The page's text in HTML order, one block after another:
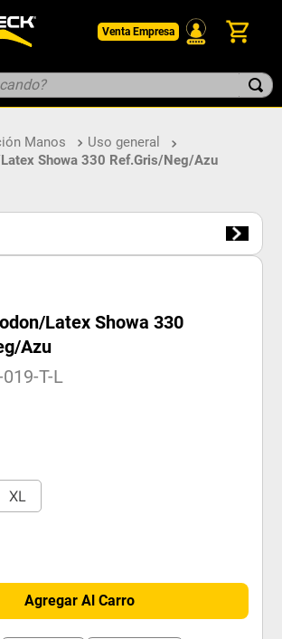
Venta Empresa
Manos
Uso general
Showa 330 Ref.Gris/Neg/Azu
Latex Showa 330
Azu
T-L
XL
Agregar Al Carro
1. botin